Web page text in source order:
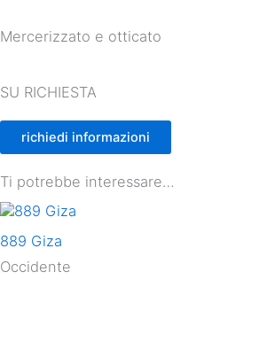
Mercerizzato e otticato
SU RICHIESTA
richiedi informazioni
Ti potrebbe interessare…
889 Giza
Occidente